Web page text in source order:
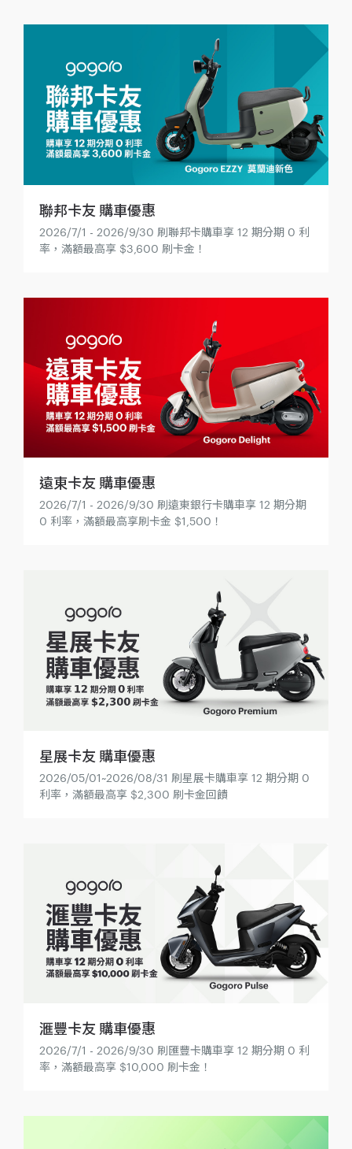
聯邦卡友 購車優惠
2026/7/1 - 2026/9/30 刷聯邦卡購車享 12 期分期 0 利
率，滿額最高享 $3,600 刷卡金！
遠東卡友 購車優惠
2026/7/1 - 2026/9/30 刷遠東銀行卡購車享 12 期分期
0 利率，滿額最高享刷卡金 $1,500！
星展卡友 購車優惠
2026/05/01~2026/08/31 刷星展卡購車享 12 期分期 0
利率，滿額最高享 $2,300 刷卡金回饋
滙豐卡友 購車優惠
2026/7/1 - 2026/9/30 刷匯豐卡購車享 12 期分期 0 利
率，滿額最高享 $10,000 刷卡金！